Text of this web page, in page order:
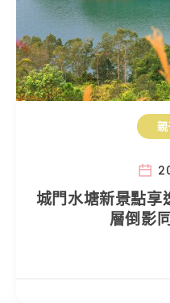
親
城門水塘新景點享
層倒影